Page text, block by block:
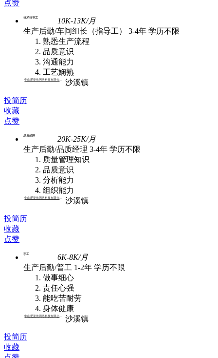
点赞
技术指导工
10K-13K/月
生产后勤/车间组长（指导工）
3-4年 学历不限
熟悉生产流程
品质意识
沟通能力
工艺娴熟
沙溪镇
投简历
收藏
点赞
品质经理
20K-25K/月
生产后勤/品质经理 3-4年 学历不限
质量管理知识
品质意识
分析能力
组织能力
沙溪镇
投简历
收藏
点赞
手工
6K-8K/月
生产后勤/普工 1-2年 学历不限
做事细心
责任心强
能吃苦耐劳
身体健康
沙溪镇
投简历
收藏